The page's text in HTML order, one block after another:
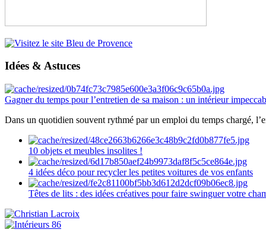
Idées & Astuces
Gagner du temps pour l’entretien de sa maison : un intérieur
Dans un quotidien souvent rythmé par un emploi du temps chargé,
10 objets et meubles insolites !
4 idées déco pour recycler les petites voitures de vos enfants
Têtes de lits : des idées créatives pour faire swinguer votre